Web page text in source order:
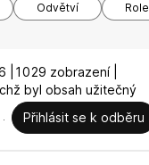
Odvětví Role
|
1029 zobrazení |
byl obsah užitečný
Přihlásit se k odběru